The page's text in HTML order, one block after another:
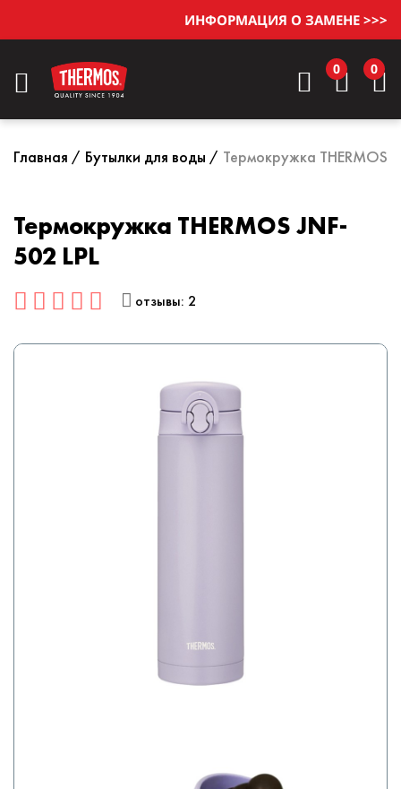
ИНФОРМАЦИЯ О ЗАМЕНЕ >>>
0 0
Главная Бутылки для воды Термокружка THERMOS
Термокружка THERMOS JNF-
502 LPL
отзывы: 2